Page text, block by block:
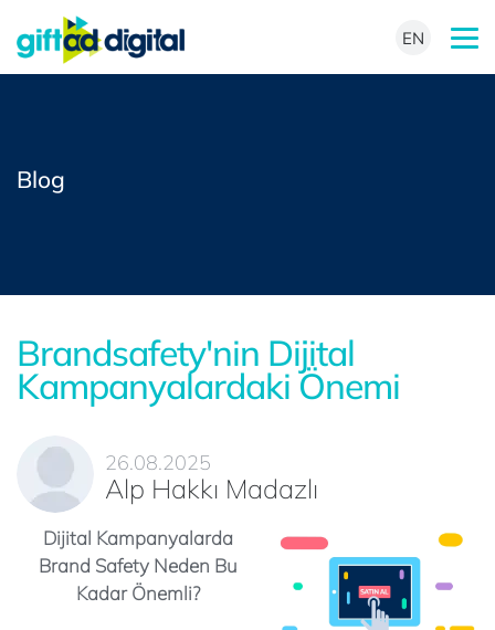
EN
Blog
Brandsafety'nin Dijital
Kampanyalardaki Önemi
26.08.2025
Alp Hakkı Madazlı
Dijital Kampanyalarda
Brand Safety Neden Bu
Kadar Önemli?